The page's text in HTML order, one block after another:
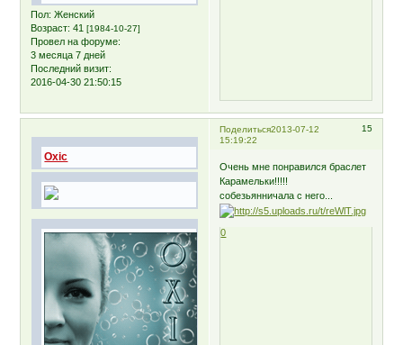
Пол: Женский
Возраст: 41[1984-10-27]
Провел на форуме:
3 месяца 7 дней
Последний визит:
2016-04-30 21:50:15
Поделиться 15
2013-07-12
15:19:22
Oxic
Очень мне понравился браслет
Карамельки!!!!!
собезьянничала с него...
0